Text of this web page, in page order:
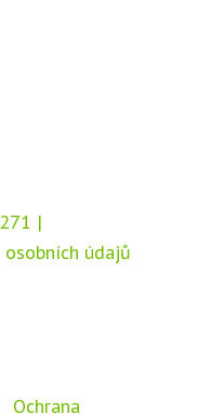
|
osobních údajů
Ochrana